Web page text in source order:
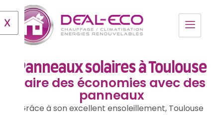
X
Panneaux solaires à Toulouse
Faire des économies avec des
panneaux
Grâce à son excellent ensoleillement, Toulouse